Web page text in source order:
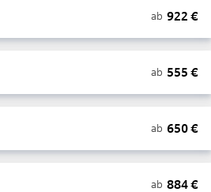
ab 922 €
ab 555 €
ab 650€
ab 884€